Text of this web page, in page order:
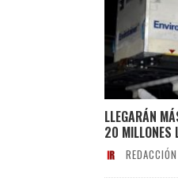
LLEGARÁN
20 MILLONES